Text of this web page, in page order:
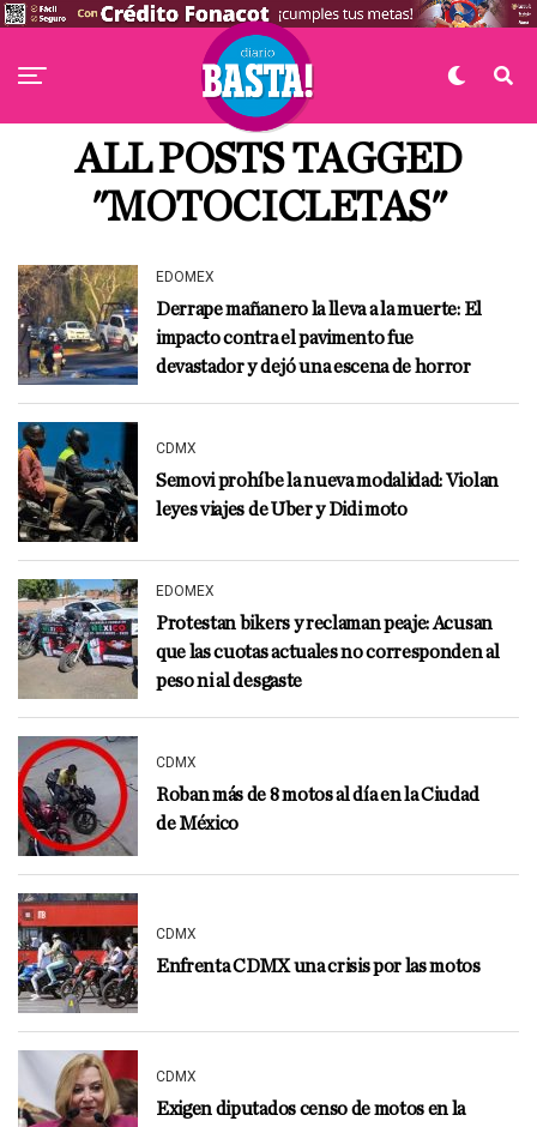
ALL POSTS TAGGED
"MOTOCICLETAS"
EDOMEX
Derrape mañanero la lleva a la muerte: El
impacto contra el pavimento fue
devastador y dejó una escena de horror
CDMX
Semovi prohíbe la nueva modalidad: Violan
leyes viajes de Uber y Didi moto
EDOMEX
Protestan bikers y reclaman peaje: Acusan
que las cuotas actuales no corresponden al
peso ni al desgaste
CDMX
Roban más de 8 motos al día en la Ciudad
de México
CDMX
Enfrenta CDMX una crisis por las motos
CDMX
Exigen diputados censo de motos en la